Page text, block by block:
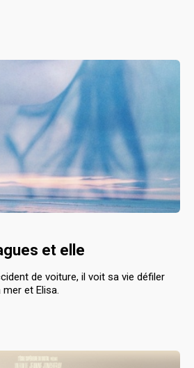
et elle
de voiture, il voit sa vie défiler
et Elisa.